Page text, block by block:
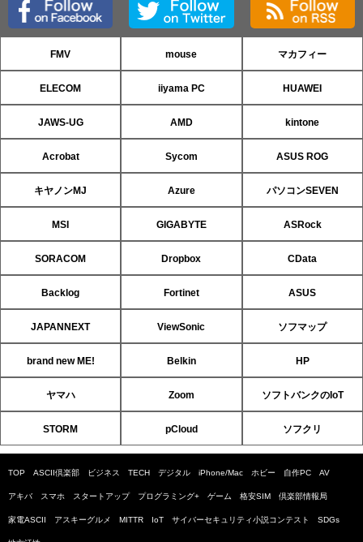
FMV mouse マカフィー
ELECOM iiyama PC HUAWEI
JAWS-UG AMD kintone
Acrobat Sycom ASUS ROG
キヤノンMJ Azure パソコンSEVEN
MSI GIGABYTE ASRock
SORACOM Dropbox CData
Backlog Fortinet ASUS
JAPANNEXT ViewSonic ソフマップ
brand new ME! Belkin HP
ヤマハ Zoom ソフトバンクのIoT
STORM pCloud ソフクリ
TOP ASCII倶楽部 ビジネス TECH デジタル iPhone/Mac ホビー 自作PC AV
アキバ スマホ スタートアップ プログラミング+ ゲーム 格安SIM 倶楽部情報局
家電ASCII アスキーグルメ MITTR IoT サイバーセキュリティ小説コンテスト SDGs